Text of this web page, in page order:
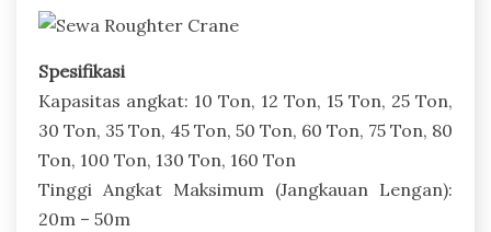
Spesifikasi
Kapasitas angkat: 10 Ton, 12 Ton, 15 Ton, 25 Ton,
30 Ton, 35 Ton, 45 Ton, 50 Ton, 60 Ton, 75 Ton, 80
Ton, 100 Ton, 130 Ton, 160 Ton
Tinggi Angkat Maksimum (Jangkauan Lengan):
20m – 50m